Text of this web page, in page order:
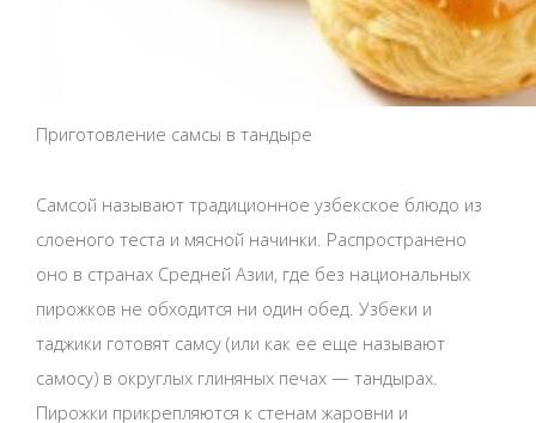
Приготовление самсы в тандыре
Самсой называют традиционное узбекское блюдо из
слоеного теста и мясной начинки. Распространено
оно в странах Средней Азии, где без национальных
пирожков не обходится ни один обед. Узбеки и
таджики готовят самсу (или как ее еще называют
самосу) в округлых глиняных печах — тандырах.
Пирожки прикрепляются к стенам жаровни и